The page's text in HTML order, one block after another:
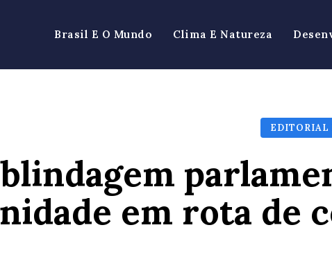
Brasil E O Mundo Clima E Natureza
EDITORIAL
em rota de